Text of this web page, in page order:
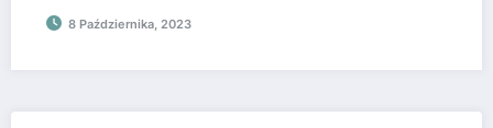
jak inteligentne szkło, materiały
8 Października, 2023